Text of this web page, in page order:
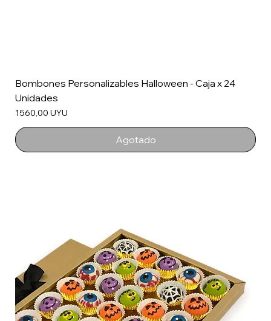
Bombones Personalizables Halloween - Caja x 24
Unidades
Precio
1560,00 UYU
Agotado